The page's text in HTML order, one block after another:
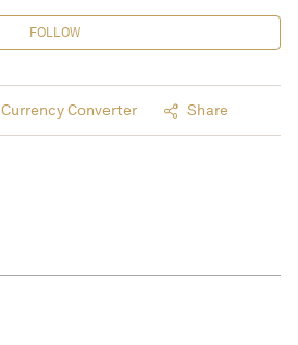
FOLLOW
Currency Converter Share